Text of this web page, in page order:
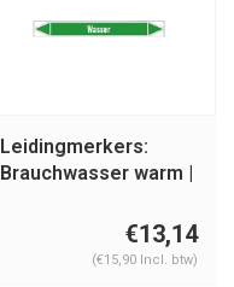
Leidingmerkers:
Brauchwasser warm |
€13,14
(€15,90 Incl. btw)